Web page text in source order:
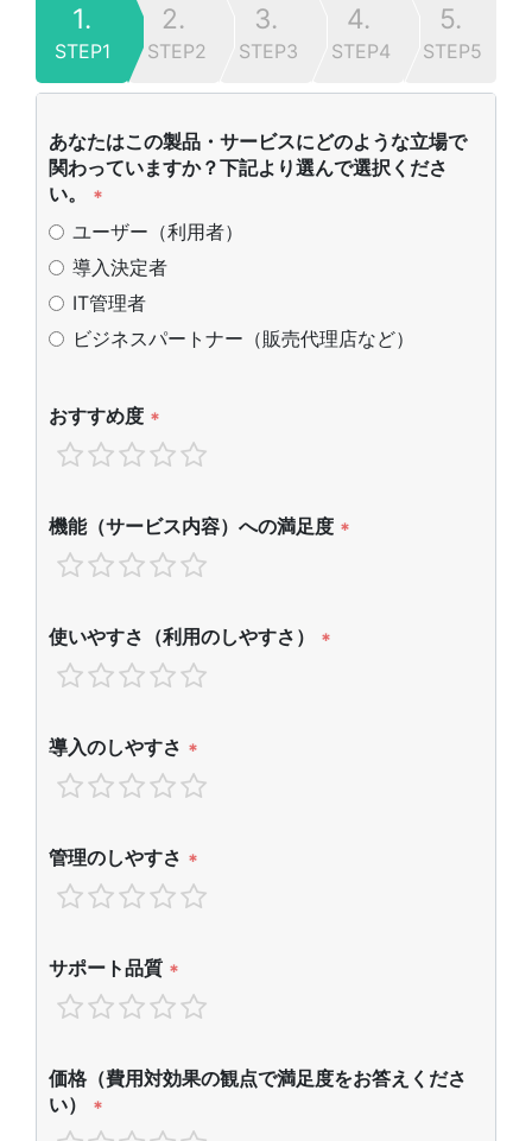
1.
STEP1
2.
STEP2
3.
STEP3
4.
STEP4
5.
STEP5
あなたはこの製品・サービスにどのような立場で
関わっていますか？下記より選んで選択くださ
い。
*
ユーザー（利用者）
導入決定者
IT管理者
ビジネスパートナー（販売代理店など）
おすすめ度 *
機能（サービス内容）への満足度 *
使いやすさ（利用のしやすさ） *
導入のしやすさ *
管理のしやすさ *
サポート品質 *
価格（費用対効果の観点で満足度をお答えくださ
い）
*